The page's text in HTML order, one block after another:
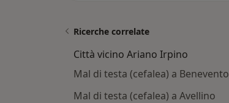
Ricerche correlate
Città vicino Ariano Irpino
Mal di testa (cefalea) a Benevento
Mal di testa (cefalea) a Avellino